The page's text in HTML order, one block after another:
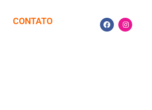
CONTATO